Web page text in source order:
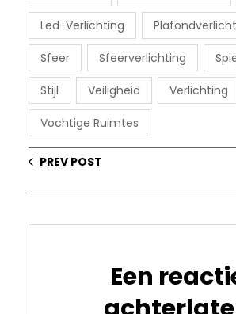
Led-Verlichting
Sfeer Sfeerverlichting
Stijl Veiligheid Verlichting
Vochtige Ruimtes
PREV POST
Een